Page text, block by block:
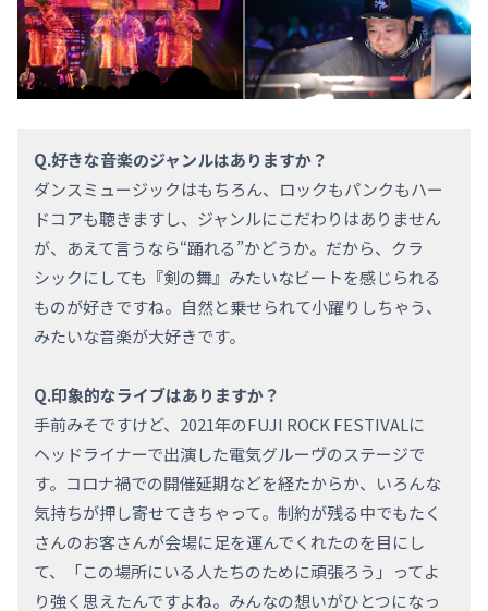
Q.好きな音楽のジャンルはありますか？
ダンスミュージックはもちろん、ロックもパンクもハー
ドコアも聴きますし、ジャンルにこだわりはありません
が、あえて言うなら“踊れる”かどうか。だから、クラ
シックにしても『剣の舞』みたいなビートを感じられる
ものが好きですね。自然と乗せられて小躍りしちゃう、
みたいな音楽が大好きです。
Q.印象的なライブはありますか？
手前みそですけど、2021年のFUJI ROCK FESTIVALに
ヘッドライナーで出演した電気グルーヴのステージで
す。コロナ禍での開催延期などを経たからか、いろんな
気持ちが押し寄せてきちゃって。制約が残る中でもたく
さんのお客さんが会場に足を運んでくれたのを目にし
て、「この場所にいる人たちのために頑張ろう」ってよ
り強く思えたんですよね。みんなの想いがひとつになっ